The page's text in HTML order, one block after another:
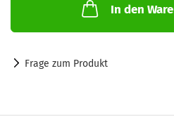
In den
Frage zum Produkt